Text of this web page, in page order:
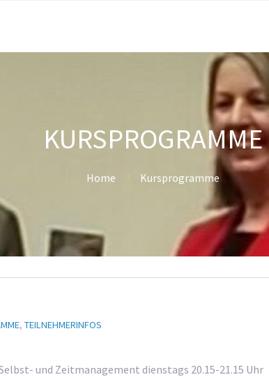
KURSPROGRAMME
Home Kursprogramme
, TEILNEHMERINFOS
und Zeitmanagement dienstags 20.15-21.15 Uhr